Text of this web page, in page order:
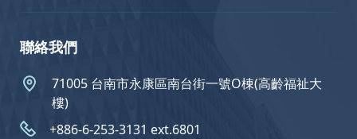
聯絡我們
71005 台南市永康區南台街一號O棟(高齡福祉大
樓)
+886-6-253-3131 ext.6801